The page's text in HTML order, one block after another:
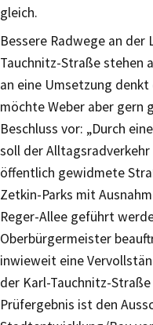
gleich.
Bessere Radwege an
Tauchnitz-Straße stehen
an eine Umsetzung
möchte Weber aber gern
Beschluss vor: „Durch
soll der
öffentlich gewidmete
Zetkin-Parks mit
Reger-Allee geführt
Oberbürgermeister
inwieweit eine
der Karl-Tauchnitz-
Prüfergebnis ist den